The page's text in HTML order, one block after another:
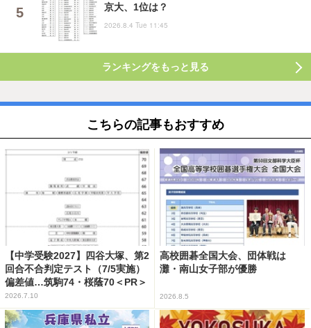
京大、1位は？
2026.8.4 Tue 11:45
ランキングをもっと見る
こちらの記事もおすすめ
【中学受験2027】四谷大塚、第2
回合不合判定テスト（7/5実施）
偏差値…筑駒74・桜蔭70＜PR＞
2026.7.10
高校囲碁全国大会、団体戦は
灘・南山女子部が優勝
2026.8.5